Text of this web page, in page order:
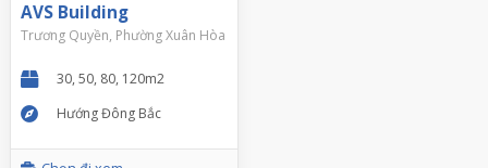
AVS Building
Trương Quyền, Phường Xuân Hòa
30, 50, 80, 120m2
Hướng Đông Bắc